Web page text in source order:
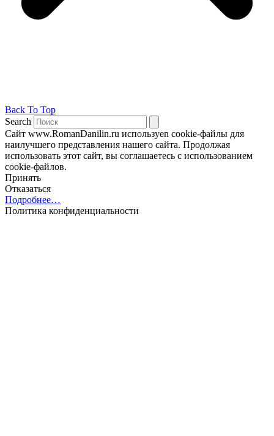
Back To Top
Search
Сайт www.RomanDanilin.ru используеn cookie-файлы для
наилучшего представления нашего сайта. Продолжая
использовать этот сайт, вы соглашаетесь с использованием
cookie-файлов.
Принять
Отказаться
Подробнее…
Политика конфиденциальности